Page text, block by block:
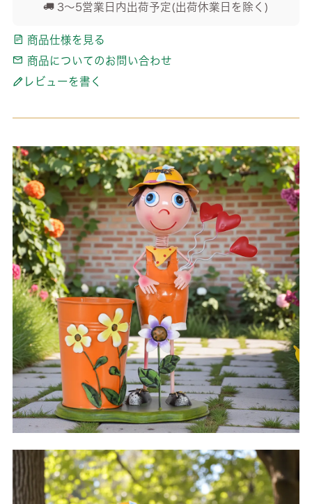
3～5営業日内出荷予定(出荷休業日を除く)
商品仕様を見る
商品についてのお問い合わせ
レビューを書く